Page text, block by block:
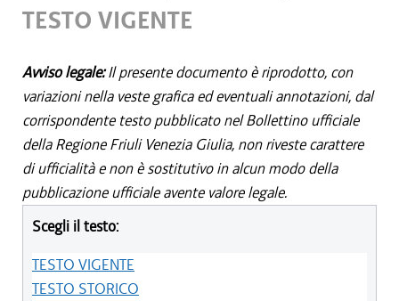
TESTO VIGENTE
Avviso legale:Il presente documento è riprodotto, con
variazioni nella veste grafica ed eventuali annotazioni, dal
corrispondente testo pubblicato nel Bollettino ufficiale
della Regione Friuli Venezia Giulia, non riveste carattere
di ufficialità e non è sostitutivo in alcun modo della
pubblicazione ufficiale avente valore legale.
Scegli il testo:
TESTO VIGENTE
TESTO STORICO